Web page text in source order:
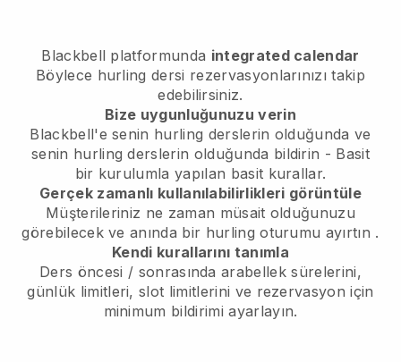
Blackbell platformunda integrated calendar
Böylece hurling dersi rezervasyonlarınızı takip
edebilirsiniz.
Bize uygunluğunuzu verin
Blackbell'esenin hurling derslerin olduğunda ve
senin hurling derslerin olduğunda bildirin - Basit
bir kurulumla yapılan basit kurallar.
Gerçek zamanlı kullanılabilirlikleri görüntüle
Müşterileriniz ne zaman müsait olduğunuzu
görebilecekve anında bir hurling oturumu ayırtın .
Kendi kurallarını tanımla
Ders öncesi / sonrasında arabellek sürelerini,
günlük limitleri, slot limitlerini ve rezervasyon için
minimum bildirimi ayarlayın.